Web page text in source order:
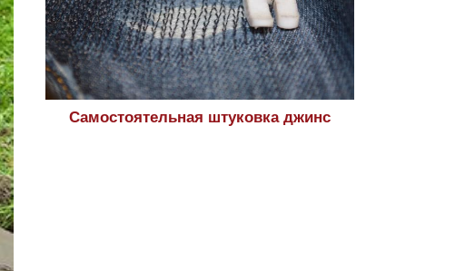
Самостоятельная штуковка джинс